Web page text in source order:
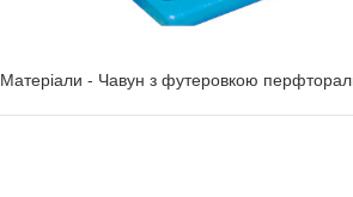
Матеріали - Чавун з футеровкою